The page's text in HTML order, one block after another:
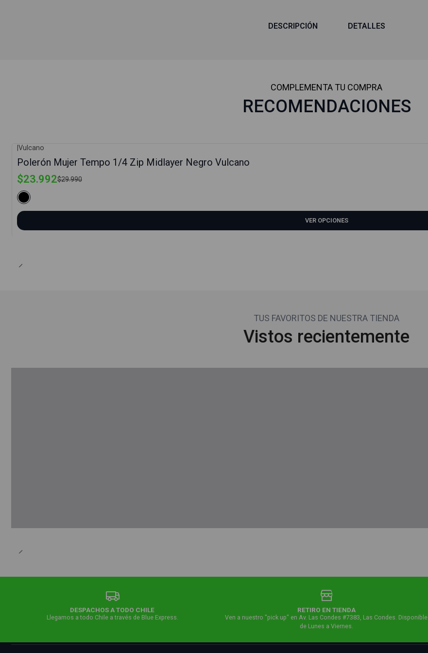
DESCRIPCIÓN DETALLES
COMPLEMENTA TU COMPRA
RECOMENDACIONES
Vulcano
Polerón Mujer Tempo 1/4 Zip Midlayer Negro Vulcano
$23.992$29.990
VER OPCIONES
TUS FAVORITOS DE NUESTRA TIENDA
Vistos recientemente
DESPACHOS A TODO CHILE
Llegamos a todo Chile a través de Blue Express.
RETIRO EN TIENDA
Ven a nuestro "pick up" en Av. Las Condes #7383, Las Condes. Disponible
de Lunes a Viernes.